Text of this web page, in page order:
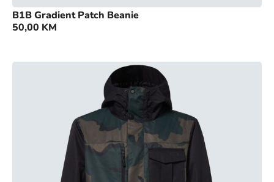
B1B Gradient Patch Beanie
50,00 KM